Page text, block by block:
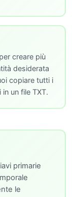
creare più
desiderata
copiare tutti i
un file TXT.
primarie
le